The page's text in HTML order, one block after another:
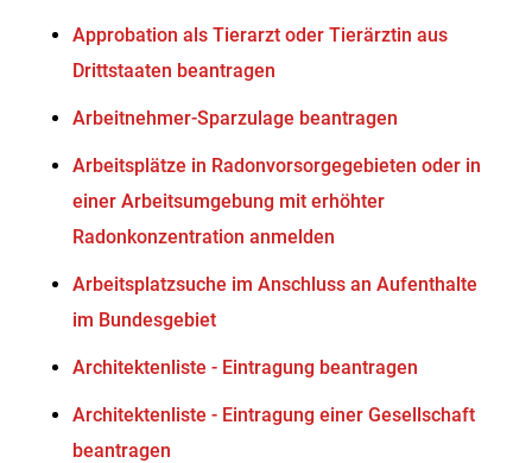
Approbation als Tierarzt oder Tierärztin aus
Drittstaaten beantragen
Arbeitnehmer-Sparzulage beantragen
Arbeitsplätze in Radonvorsorgegebieten oder in
einer Arbeitsumgebung mit erhöhter
Radonkonzentration anmelden
Arbeitsplatzsuche im Anschluss an Aufenthalte
im Bundesgebiet
Architektenliste - Eintragung beantragen
Architektenliste - Eintragung einer Gesellschaft
beantragen